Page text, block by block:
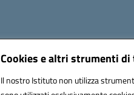
Cookies e altri strumenti di
Il nostro Istituto non utilizza